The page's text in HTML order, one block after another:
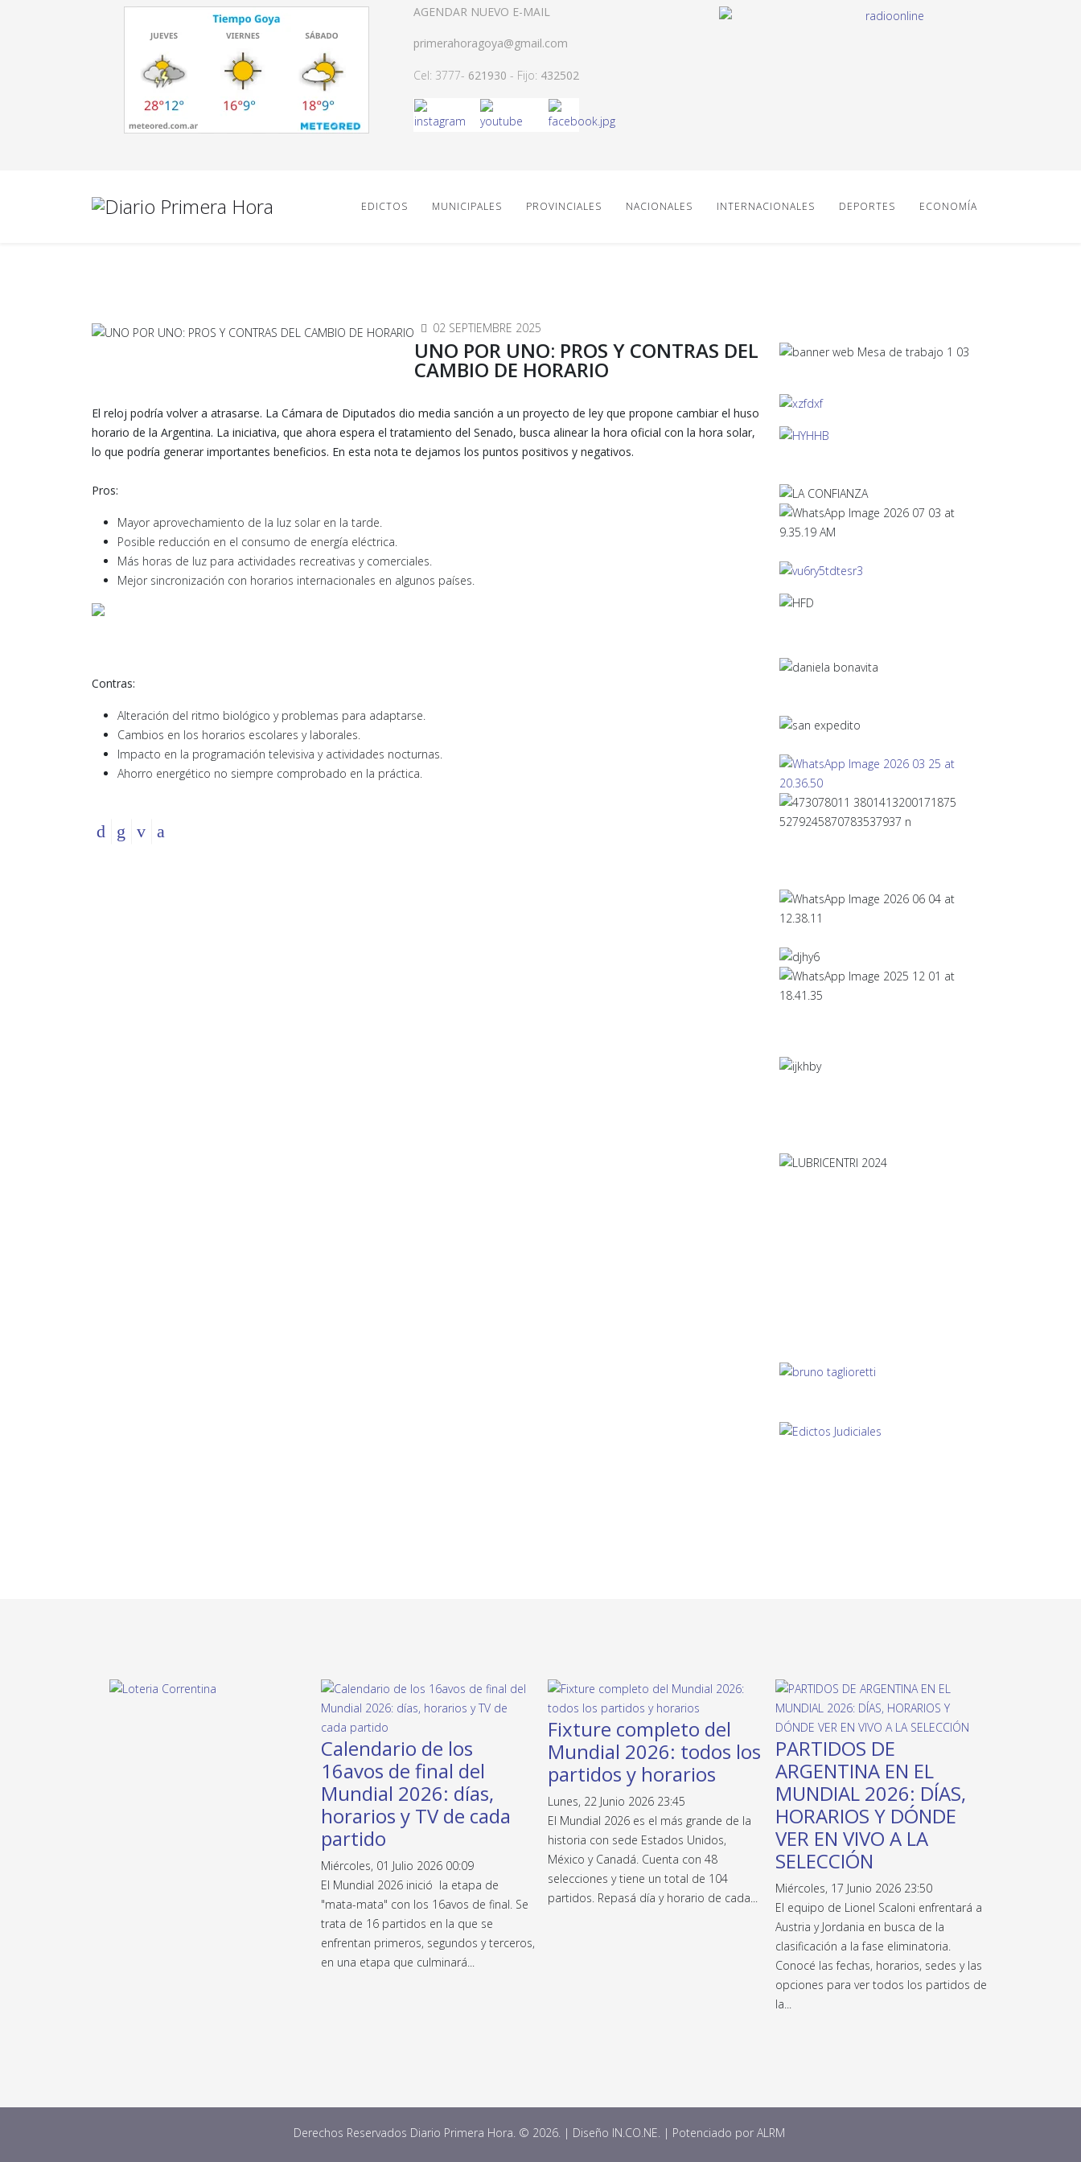
AGENDAR NUEVO E-MAIL
primerahoragoya@gmail.com
Cel: 3777- 621930 - Fijo: 432502
EDICTOS MUNICIPALES PROVINCIALES NACIONALES INTERNACIONALES DEPORTES ECONOMÍA
02 SEPTIEMBRE 2025
UNO POR UNO: PROS Y CONTRAS DEL
CAMBIO DE HORARIO
El reloj podría volver a atrasarse. La Cámara de Diputados dio media sanción a un proyecto de ley que propone cambiar el huso
horario de la Argentina. La iniciativa, que ahora espera el tratamiento del Senado, busca alinear la hora oficial con la hora solar,
lo que podría generar importantes beneficios. En esta nota te dejamos los puntos positivos y negativos.
Pros:
Mayor aprovechamiento de la luz solar en la tarde.
Posible reducción en el consumo de energía eléctrica.
Más horas de luz para actividades recreativas y comerciales.
Mejor sincronización con horarios internacionales en algunos países.
Contras:
Alteración del ritmo biológico y problemas para adaptarse.
Cambios en los horarios escolares y laborales.
Impacto en la programación televisiva y actividades nocturnas.
Ahorro energético no siempre comprobado en la práctica.
Calendario de los
16avos de final del
Mundial 2026: días,
horarios y TV de cada
partido
Miércoles, 01 Julio 2026 00:09
El Mundial 2026 inició la etapa de
"mata-mata" con los 16avos de final. Se
trata de 16 partidos en la que se
enfrentan primeros, segundos y terceros,
en una etapa que culminará...
Fixture completo del
Mundial 2026: todos los
partidos y horarios
Lunes, 22 Junio 2026 23:45
El Mundial 2026 es el más grande de la
historia con sede Estados Unidos,
México y Canadá. Cuenta con 48
selecciones y tiene un total de 104
partidos. Repasá día y horario de cada...
PARTIDOS DE
ARGENTINA EN EL
MUNDIAL 2026: DÍAS,
HORARIOS Y DÓNDE
VER EN VIVO A LA
SELECCIÓN
Miércoles, 17 Junio 2026 23:50
El equipo de Lionel Scaloni enfrentará a
Austria y Jordania en busca de la
clasificación a la fase eliminatoria.
Conocé las fechas, horarios, sedes y las
opciones para ver todos los partidos de
la...
Derechos Reservados Diario Primera Hora. © 2026. | Diseño IN.CO.NE. | Potenciado por ALRM